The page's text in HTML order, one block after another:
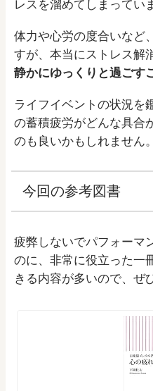
レスを溜めてしまってい
体力や心労の度合いなど
すが、本当にストレス解
静かにゆっくりと過ごす
ライフイベントの状況を
の蓄積疲労がどんな具合
のも良いかもしれません。
今回の参考図書
疲弊しないでパフォーマ
のに、非常に役立った一
きる内容が多いので、ぜ